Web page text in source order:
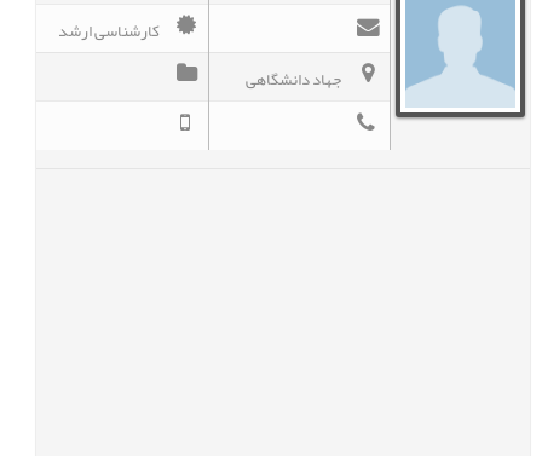
کارشناسی ارشد
جهاد دانشگاهی